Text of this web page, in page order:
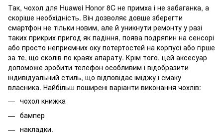
Так, чохол для Huawei Honor 8C не примха і не забаганка, а
скоріше необхідність. Він дозволяє довше зберегти
смартфон не тільки новим, але й уникнути ремонту у разі
таких прикрих пригод як падіння, поява подряпин на сенсорі
або просто неприємних оку потертостей на корпусі або гірше
за те, що сколів по краях апарату. Крім того, цей аксесуар
допоможе зробити телефон особливим і відобразити
індивідуальний стиль, що відповідає іміджу і смаку
власника. Найбільш поширені варіанти виконання чохлів:
чохол книжка
бампер
накладки.